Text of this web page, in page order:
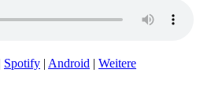
Spotify | Android | Weitere